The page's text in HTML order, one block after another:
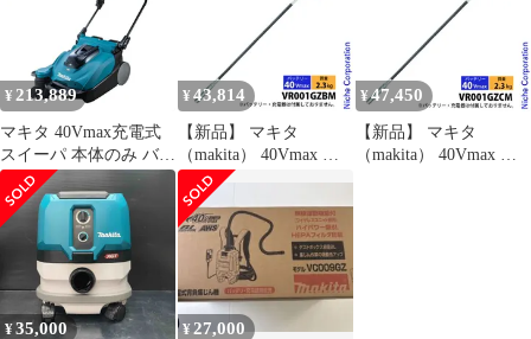
売 VR001GZCM
VR001GZAL 工具 電動
バイブレータ バッテ
リ・充電器別売 アプト
APT
¥ 213,889
マキタ 40Vmax充電式
スイーパ 本体のみ バッ
テリ・充電器別売
VS001GZ
¥ 43,814
【新品】 マキタ
（makita） 40Vmax 充
電式コンクリートバイ
ブレータ 径32mm
x1.2m 本体のみ
VR001GZBM 工具 電動
バイブレータ バッテ
リ・充電器別売 アプト
APT
¥47,450
【新品】 マキタ
（makita） 40Vmax 充
¥35,000 ¥27,000